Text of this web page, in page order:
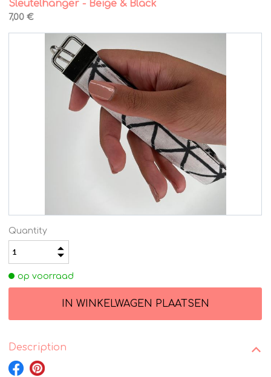
Sleutelhanger - Beige & Black
7,00 €
Quantity
op voorraad
Description